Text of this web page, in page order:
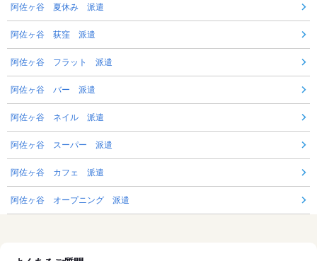
阿佐ヶ谷 夏休み 派遣
阿佐ヶ谷 荻窪 派遣
阿佐ヶ谷 フラット 派遣
阿佐ヶ谷 バー 派遣
阿佐ヶ谷 ネイル 派遣
阿佐ヶ谷 スーパー 派遣
阿佐ヶ谷 カフェ 派遣
阿佐ヶ谷 オープニング 派遣